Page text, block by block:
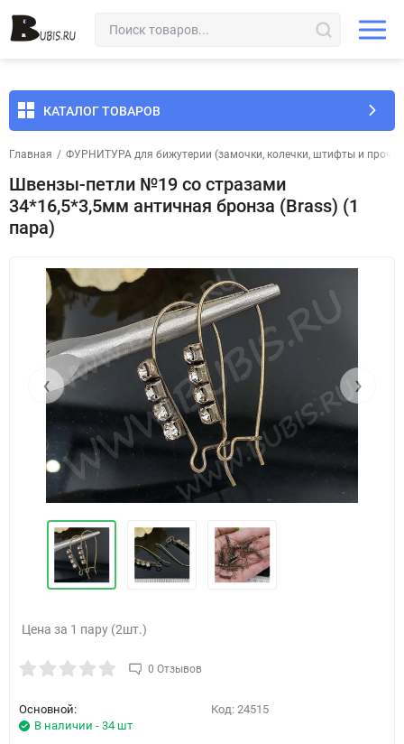
КАТАЛОГ ТОВАРОВ
Главная / ФУРНИТУРА для бижутерии (замочки, колечки, штифты и
Швензы-петли №19 со стразами
34*16,5*3,5мм античная бронза (Brass) (1
пара)
‹ ›
Цена за 1 пару (2шт.)
0 Отзывов
Основной:
В наличии - 34 шт
Код: 24515